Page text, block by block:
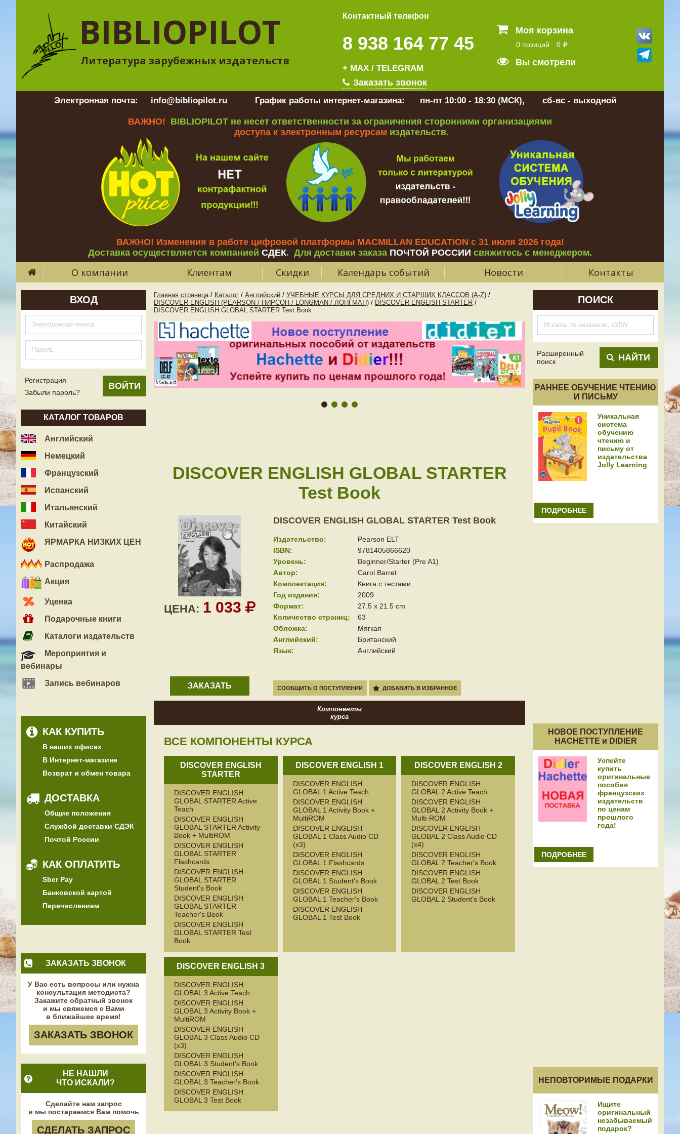
BIBLIOPILOT
Литература зарубежных издательств
Контактный телефон
8 938 164 77 45
+ MAX / TELEGRAM
Заказать звонок
Моя корзина
0 позиций 0
Вы смотрели
Электронная почта: info@bibliopilot.ru График работы интернет-магазина: пн-пт 10:00 - 18:30 (МСК), сб-вс - выходной
ВАЖНО! BIBLIOPILOT не несет ответственности за ограничения сторонними организациями
доступа к электронным ресурсам издательств.
ВАЖНО! Изменения в работе цифровой платформы MACMILLAN EDUCATION с 31 июля 2026 года!
Доставка осуществляется компанией СДЕК. Для доставки заказа ПОЧТОЙ РОССИИ свяжитесь с менеджером.
О компании Клиентам Скидки Календарь событий Новости Контакты
ВХОД
Регистрация
Забыли пароль?
КАТАЛОГ ТОВАРОВ
Английский
Немецкий
Французский
Испанский
Итальянский
Китайский
ЯРМАРКА НИЗКИХ ЦЕН
Распродажа
Акция
Уценка
Подарочные книги
Каталоги издательств
Мероприятия и
вебинары
Запись вебинаров
КАК КУПИТЬ
В наших офисах
В Интернет-магазине
Возврат и обмен товара
ДОСТАВКА
Общие положения
Службой доставки СДЭК
Почтой России
КАК ОПЛАТИТЬ
Sber Pay
Банковской картой
Перечислением
ЗАКАЗАТЬ ЗВОНОК
У Вас есть вопросы или нужна
консультация методиста?
Закажите обратный звонок
и мы свяжемся с Вами
в ближайшее время!
ЗАКАЗАТЬ ЗВОНОК
НЕ НАШЛИ
ЧТО ИСКАЛИ?
Сделайте нам запрос
и мы постараемся Вам помочь
СДЕЛАТЬ ЗАПРОС
Главная страница / Каталог / Английский / УЧЕБНЫЕ КУРСЫ ДЛЯ СРЕДНИХ И СТАРШИХ КЛАССОВ (A-Z) /
DISCOVER ENGLISH (PEARSON / ПИРСОН / LONGMAN / ЛОНГМАН) / DISCOVER ENGLISH STARTER /
DISCOVER ENGLISH GLOBAL STARTER Test Book
DISCOVER ENGLISH GLOBAL STARTER
Test Book
ЦЕНА: 1 033
DISCOVER ENGLISH GLOBAL STARTER Test Book
Издательство:
Pearson ELT
ISBN:
9781405866620
Уровень:
Beginner/Starter (Pre A1)
Автор:
Carol Barret
Комплектация:
Книга с тестами
Год издания:
2009
Формат:
27.5 x 21.5 cm
Количество страниц:
63
Обложка:
Мягкая
Английский:
Британский
Язык:
Английский
ЗАКАЗАТЬ СООБЩИТЬ О ПОСТУПЛЕНИИ ДОБАВИТЬ В ИЗБРАННОЕ
Компоненты
курса
ВСЕ КОМПОНЕНТЫ КУРСА
DISCOVER ENGLISH
STARTER
DISCOVER ENGLISH
GLOBAL STARTER Active
Teach
DISCOVER ENGLISH
GLOBAL STARTER Activity
Book + MultiROM
DISCOVER ENGLISH
GLOBAL STARTER
Flashcards
DISCOVER ENGLISH
GLOBAL STARTER
Student's Book
DISCOVER ENGLISH
GLOBAL STARTER
Teacher's Book
DISCOVER ENGLISH
GLOBAL STARTER Test
Book
DISCOVER ENGLISH 1
DISCOVER ENGLISH
GLOBAL 1 Active Teach
DISCOVER ENGLISH
GLOBAL 1 Activity Book +
MultiROM
DISCOVER ENGLISH
GLOBAL 1 Class Audio CD
(x3)
DISCOVER ENGLISH
GLOBAL 1 Flashcards
DISCOVER ENGLISH
GLOBAL 1 Student's Book
DISCOVER ENGLISH
GLOBAL 1 Teacher's Book
DISCOVER ENGLISH
GLOBAL 1 Test Book
DISCOVER ENGLISH 2
DISCOVER ENGLISH
GLOBAL 2 Active Teach
DISCOVER ENGLISH
GLOBAL 2 Activity Book +
Multi-ROM
DISCOVER ENGLISH
GLOBAL 2 Class Audio CD
(x4)
DISCOVER ENGLISH
GLOBAL 2 Teacher's Book
DISCOVER ENGLISH
GLOBAL 2 Test Book
DISCOVER ENGLISH
GLOBAL 2 Student's Book
DISCOVER ENGLISH 3
DISCOVER ENGLISH
GLOBAL 3 Active Teach
DISCOVER ENGLISH
GLOBAL 3 Activity Book +
MultiROM
DISCOVER ENGLISH
GLOBAL 3 Class Audio CD
(x3)
DISCOVER ENGLISH
GLOBAL 3 Student's Book
DISCOVER ENGLISH
GLOBAL 3 Teacher's Book
DISCOVER ENGLISH
GLOBAL 3 Test Book
ПОИСК
Расширенный
поиск
НАЙТИ
РАННЕЕ ОБУЧЕНИЕ ЧТЕНИЮ
И ПИСЬМУ
Уникальная
система
обучению
чтению и
письму от
издательства
Jolly Learning
ПОДРОБНЕЕ
НОВОЕ ПОСТУПЛЕНИЕ
HACHETTE и DIDIER
Успейте
купить
оригинальные
пособия
французских
издательств
по ценам
прошлого
года!
ПОДРОБНЕЕ
НЕПОВТОРИМЫЕ ПОДАРКИ
Ищите
оригинальный
незабываемый
подарок?